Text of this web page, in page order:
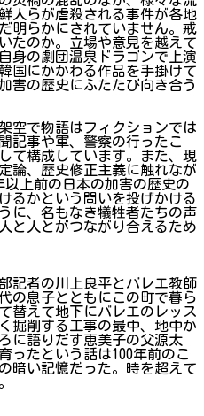
人らが虐殺される事件が各地
明らかにされていません。戒
たのか。立場や意見を越えて
身の劇団温泉ドラゴンで上演
国にかかわる作品を手掛けて
害の歴史にふたたび向き合う
空で物語はフィクションでは
記事や軍、警察の行ったこ
て構成しています。また、現
論、歴史修正主義に触れなが
以上前の日本の加害の歴史の
るかという問いを投げかける
に、名もなき犠牲者たちの声
と人とがつながり合えるため
記者の川上良平とバレエ教師
の息子とともにこの町で暮ら
替えて地下にバレエのレッス
掘削する工事の最中、地中か
に語りだす恵美子の父源太
ったという話は100年前のこ
暗い記憶だった。時を超えて